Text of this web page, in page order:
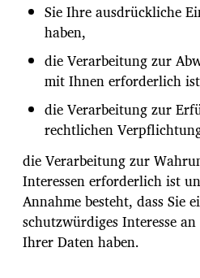
Sie Ihre ausdrückliche
haben,
die Verarbeitung zur
mit Ihnen erforderlich
die Verarbeitung zur
rechtlichen
die Verarbeitung zur
Interessen erforderlich ist
Annahme besteht, dass Sie
schutzwürdiges Interesse
Ihrer Daten haben.